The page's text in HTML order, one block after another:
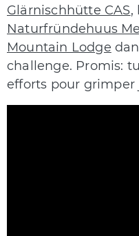
Glärnischhütte CAS,
Naturfründehuus
Mountain Lodge
challenge. Promis:
efforts pour grimper